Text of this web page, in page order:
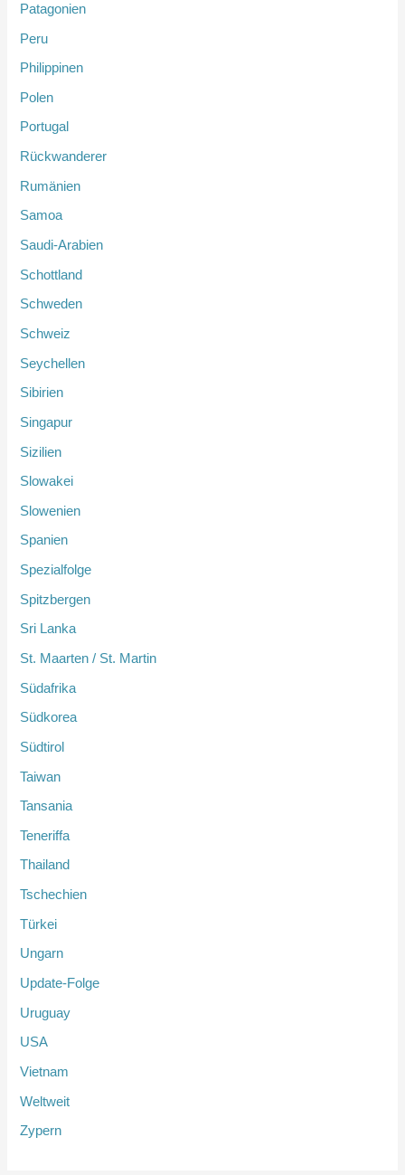
Patagonien
Peru
Philippinen
Polen
Portugal
Rückwanderer
Rumänien
Samoa
Saudi-Arabien
Schottland
Schweden
Schweiz
Seychellen
Sibirien
Singapur
Sizilien
Slowakei
Slowenien
Spanien
Spezialfolge
Spitzbergen
Sri Lanka
St. Maarten / St. Martin
Südafrika
Südkorea
Südtirol
Taiwan
Tansania
Teneriffa
Thailand
Tschechien
Türkei
Ungarn
Update-Folge
Uruguay
USA
Vietnam
Weltweit
Zypern